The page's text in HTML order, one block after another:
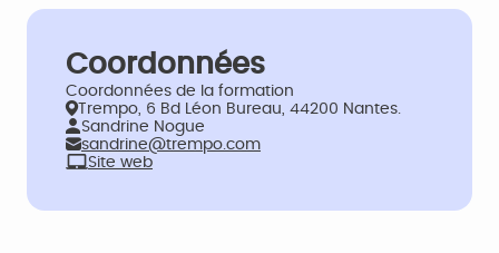
Coordonnées
Coordonnées de la formation
Trempo, 6 Bd Léon Bureau, 44200 Nantes.
Sandrine Nogue
sandrine@trempo.com
Site web